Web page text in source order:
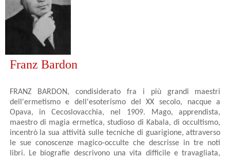
Franz Bardon
FRANZ BARDON, condisiderato fra i più grandi maestri
dell'ermetismo e dell'esoterismo del XX secolo, nacque a
Opava, in Cecoslovacchia, nel 1909. Mago, apprendista,
maestro di magia ermetica, studioso di Kabala, di occultismo,
incentrò la sua attività sulle tecniche di guarigione, attraverso
le sue conoscenze magico-occulte che descrisse in tre noti
libri. Le biografie descrivono una vita difficile e travagliata,